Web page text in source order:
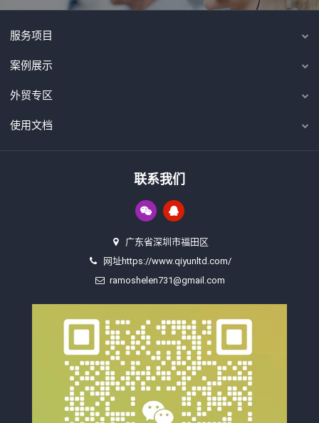
服务项目
案例展示
外贸专区
使用文档
联系我们
广东省深圳市福田区
网址https://www.qiyunltd.com/
ramoshelen731@gmail.com